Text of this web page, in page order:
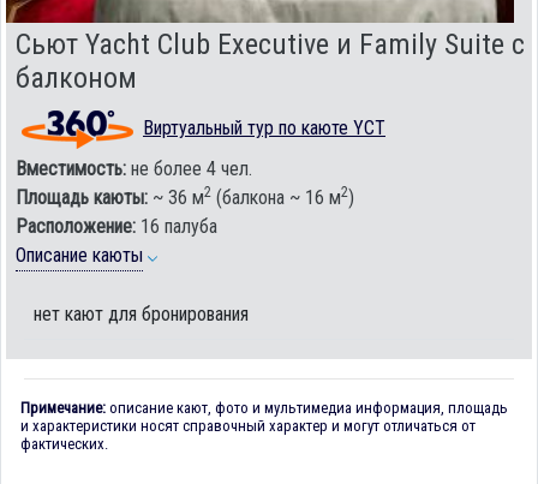
Сьют Yacht Club Executive и Family Suite с
балконом
Виртуальный тур по каюте YCT
Вместимость: не более 4 чел.
Площадь каюты: ~ 36 м2 (балкона ~ 16 м2)
Расположение: 16 палуба
Описание каюты
нет кают для бронирования
Примечание: описание кают, фото и мультимедиа информация, площадь
и характеристики носят справочный характер и могут отличаться от
фактических.